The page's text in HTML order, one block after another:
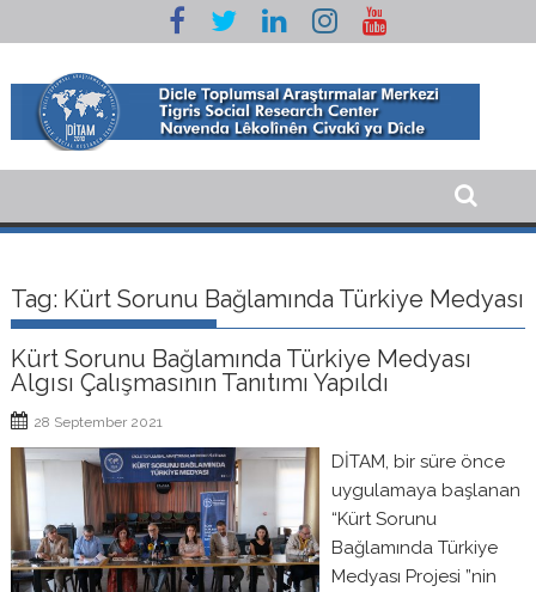
to
content
Tag: Kürt Sorunu Bağlamında Türkiye Medyası
Kürt Sorunu Bağlamında Türkiye Medyası
Algısı Çalışmasının Tanıtımı Yapıldı
28 September 2021
DİTAM, bir süre önce
uygulamaya başlanan
“Kürt Sorunu
Bağlamında Türkiye
Medyası Projesi ”nin